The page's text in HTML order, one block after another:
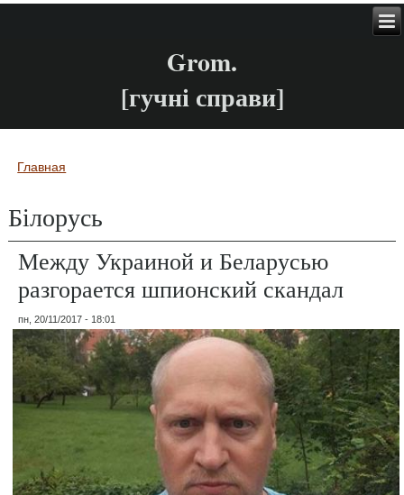
Grom.
[гучні справи]
Вы здесь
Главная
Білорусь
Между Украиной и Беларусью
разгорается шпионский скандал
пн, 20/11/2017 - 18:01